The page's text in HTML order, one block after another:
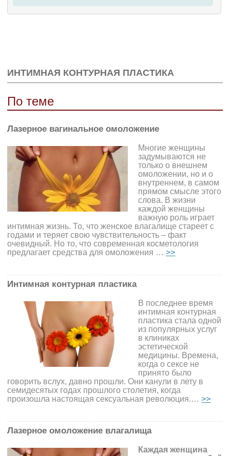
ИНТИМНАЯ КОНТУРНАЯ ПЛАСТИКА
По теме
Лазерное вагинальное омоложение
Многие женщины
задумываются не
только о внешнем
омоложении, но и о
внутреннем, в самом
прямом смысле этого
слова. В жизни
каждой женщины
важную роль играет
интимная жизнь. То, что женское влагалище стареет с
годами и теряет свою чувствительность – факт
очевидный. Но то, что современная косметология
предлагает средства для омоложения …>>
Интимная контурная пластика
В последнее время
интимная контурная
пластика стала одной
из популярных услуг
в клиниках
эстетической
медицины. Времена,
когда о сексе не
принято было
говорить вслух, давно прошли. Они канули в лету в
семидесятых годах прошлого столетия, когда
произошла настоящая сексуальная революция.…>>
Лазерное омоложение влагалища
Каждая женщина